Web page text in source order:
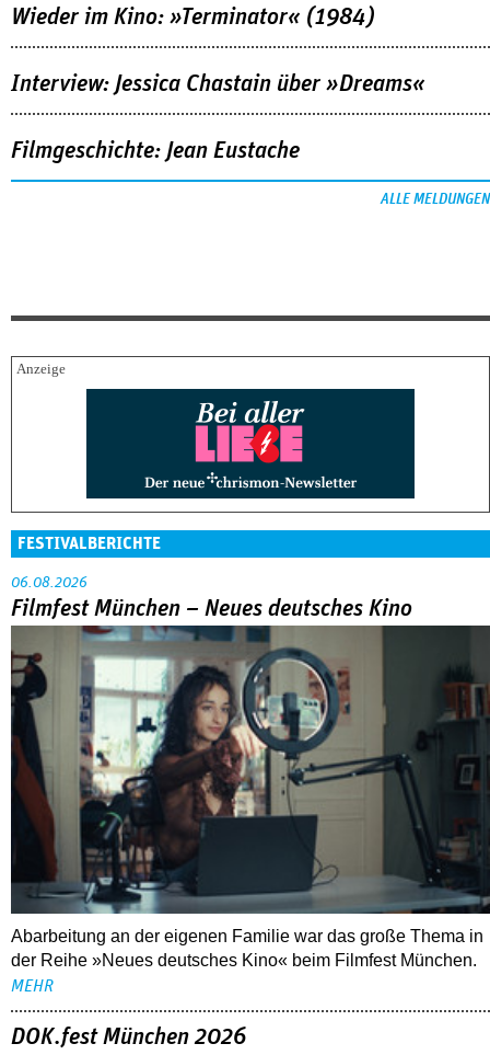
Wieder im Kino: »Terminator« (1984)
Interview: Jessica Chastain über »Dreams«
Filmgeschichte: Jean Eustache
ALLE MELDUNGEN
FESTIVALBERICHTE
06.08.2026
Filmfest München – Neues deutsches Kino
Abarbeitung an der eigenen Familie war das große Thema in
der Reihe »Neues deutsches Kino« beim Filmfest München.
MEHR
DOK.fest München 2026